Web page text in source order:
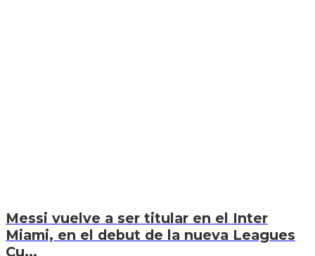
Messi vuelve a ser titular en el Inter
Miami, en el debut de la nueva Leagues
Cu...